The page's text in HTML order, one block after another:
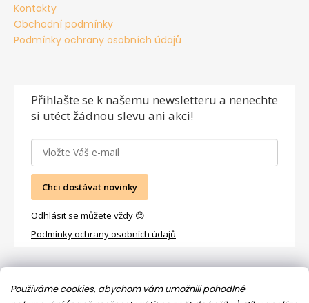
Používáme cookies, abychom vám umožnili pohodlné
Kontakty
Obchodní podmínky
Podmínky ochrany osobních údajů
Přihlašte se k našemu newsletteru a nenechte
si utéct žádnou slevu ani akci!
Chci dostávat novinky
Odhlásit se můžete vždy 😊
Podmínky ochrany osobních údajů
Facebook